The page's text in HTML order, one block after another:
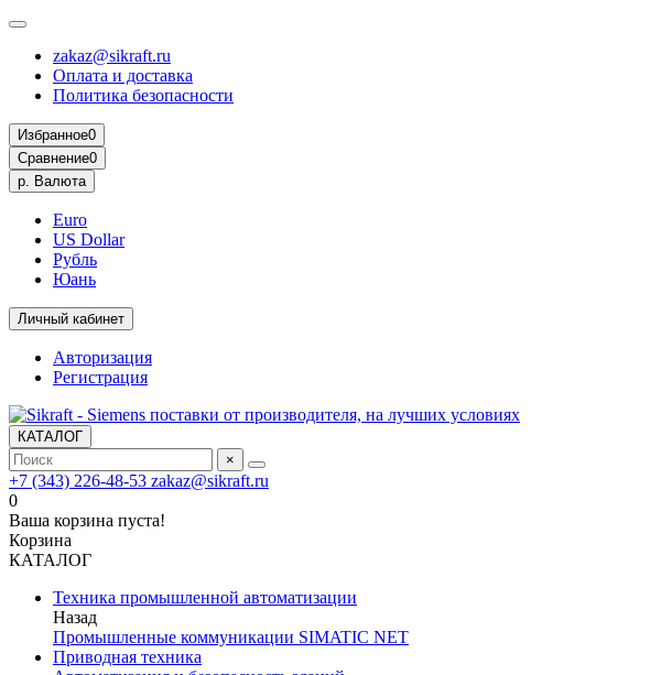
zakaz@sikraft.ru
Оплата и доставка
Политика безопасности
Избранное0
Сравнение0
р. Валюта
Euro
US Dollar
Рубль
Юань
Личный кабинет
Авторизация
Регистрация
КАТАЛОГ
×
+7 (343) 226-48-53 zakaz@sikraft.ru
0
Ваша корзина пуста!
Корзина
КАТАЛОГ
Техника промышленной автоматизации
Назад
Промышленные коммуникации SIMATIC NET
Приводная техника